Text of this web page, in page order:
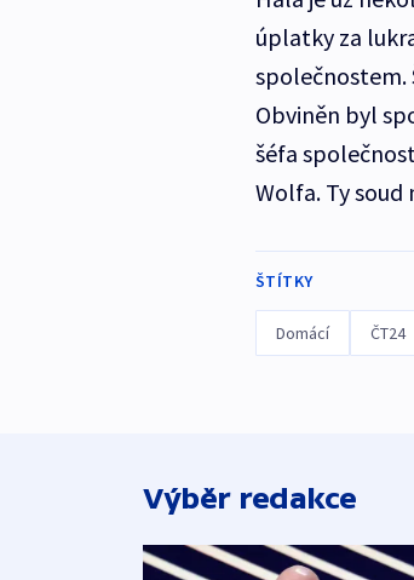
úplatky za
společnostem.
Obviněn byl
šéfa
Wolfa. Ty
ŠTÍTKY
Domácí ČT24
Výběr redakce